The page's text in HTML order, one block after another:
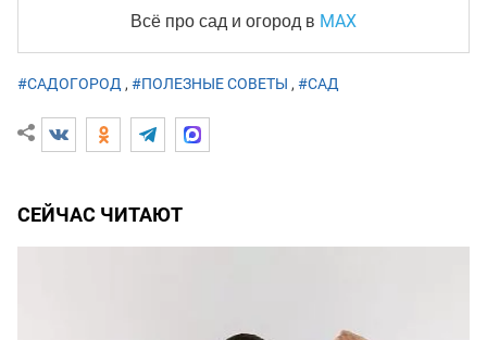
Всё про сад и огород в MAX
#САДОГОРОД , #ПОЛЕЗНЫЕ СОВЕТЫ , #САД
СЕЙЧАС ЧИТАЮТ